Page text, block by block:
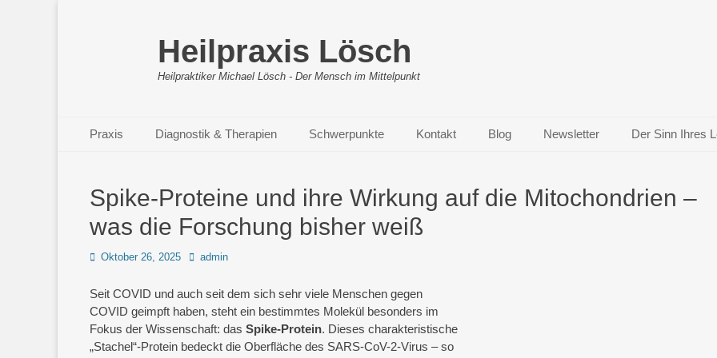
Heilpraxis Lösch
Heilpraktiker Michael Lösch - Der Mensch im Mittelpunkt
Primäres Menü
Inhalt
Praxis Diagnostik & Therapien Schwerpunkte Kontakt Blog Newsletter Der Sinn Ihres
Spike-Proteine und ihre Wirkung auf die Mitochondrien –
was die Forschung bisher weiß
Posted
Oktober 26, 2025 Autoradmin
Seit COVID und auch seit dem sich sehr viele Menschen gegen
COVID geimpft haben, steht ein bestimmtes Molekül besonders im
Fokus der Wissenschaft: das Spike-Protein. Dieses charakteristische
„Stachel“-Protein bedeckt die Oberfläche des SARS-CoV-2-Virus – so